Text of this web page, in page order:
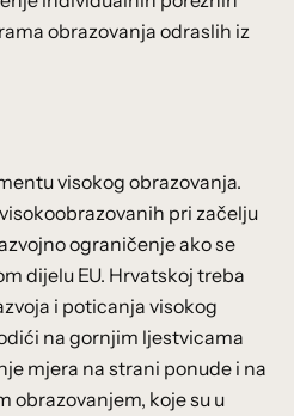
obrazovanja odraslih iz
visokog obrazovanja.
pri začelju
ograničenje ako se
dijelu EU. Hrvatskoj treba
i poticanja visokog
na gornjim ljestvicama
mjera na strani ponude i na
obrazovanjem, koje su u